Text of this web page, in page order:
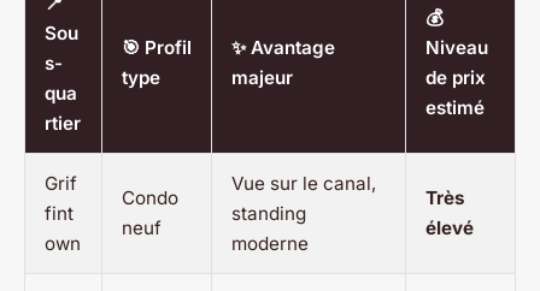
Sou
s-
qua
rtier
🎯 Profil
type
✨ Avantage
majeur
💰
Niveau
de prix
estimé
Grif
fint
own
Condo
neuf
Vue sur le canal,
standing
moderne
Très
élevé